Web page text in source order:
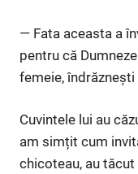
— Fata aceasta a
pentru că
femeie,
Cuvintele lui au
am simțit cum
chicoteau, au